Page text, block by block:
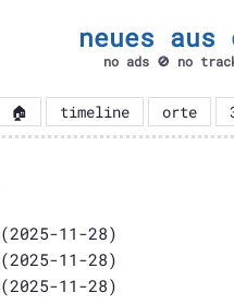
neues
no ads 🚫 no
🏠 timeline orte
(2025-11-28)
(2025-11-28)
(2025-11-28)